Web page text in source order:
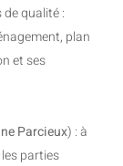
qualité :
plan
et ses
Parcieux) : à
parties